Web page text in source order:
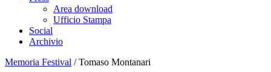
Area download
Ufficio Stampa
Social
Archivio
Memoria Festival /Tomaso Montanari